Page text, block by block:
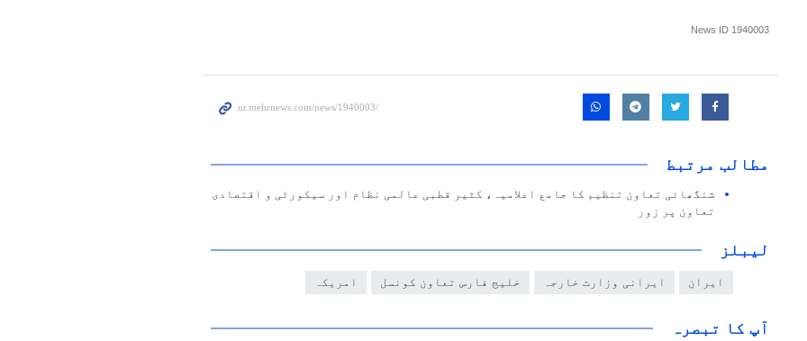
News ID 1940003
مطالب مرتبط
شنگھائی تعاون تنظیم کا جامع اعلامیہ، کثیر قطبی عالمی نظام اور سیکورٹی و اقتصادی
تعاون پر زور
لیبلز
ایران ایرانی وزارت خارجہ خلیج فارس تعاون کونسل امریکہ
آپ کا تبصرہ